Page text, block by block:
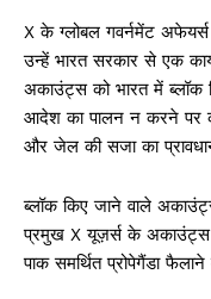
X के ग्लोबल गवर्नमेंट
उन्हें भारत सरकार से एक
अकाउंट्स को भारत में ब्लॉक
आदेश का पालन न करने पर
और जेल की सजा का
ब्लॉक किए जाने वाले
प्रमुख X यूज़र्स के अकाउंट्स
पाक समर्थित प्रोपेगैंडा